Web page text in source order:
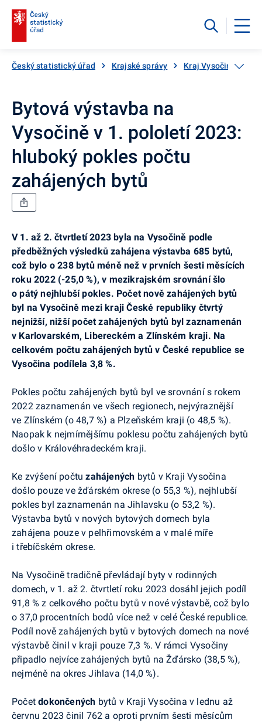
Český statistický úřad Krajské správy Kraj Vysočina
Bytová výstavba na
Vysočině v 1. pololetí 2023:
hluboký pokles počtu
zahájených bytů
V 1. až 2. čtvrtletí 2023 byla na Vysočině podle
předběžných výsledků zahájena výstavba 685 bytů,
což bylo o 238 bytů méně než v prvních šesti měsících
roku 2022 (-25,0 %), v mezikrajském srovnání šlo
o pátý nejhlubší pokles. Počet nově zahájených bytů
byl na Vysočině mezi kraji České republiky čtvrtý
nejnižší, nižší počet zahájených bytů byl zaznamenán
v Karlovarském, Libereckém a Zlínském kraji. Na
celkovém počtu zahájených bytů v České republice se
Vysočina podílela 3,8 %.
Pokles počtu zahájených bytů byl ve srovnání s rokem
2022 zaznamenán ve všech regionech, nejvýraznější
ve Zlínském (o 48,7 %) a Plzeňském kraji (o 48,5 %).
Naopak k nejmírnějšímu poklesu počtu zahájených bytů
došlo v Královéhradeckém kraji.
Ke zvýšení počtuzahájených bytů v Kraji Vysočina
došlo pouze ve žďárském okrese (o 55,3 %), nejhlubší
pokles byl zaznamenán na Jihlavsku (o 53,2 %).
Výstavba bytů v nových bytových domech byla
zahájena pouze v pelhřimovském a v malé míře
i třebíčském okrese.
Na Vysočině tradičně převládají byty v rodinných
domech, v 1. až 2. čtvrtletí roku 2023 dosáhl jejich podíl
91,8 % z celkového počtu bytů v nové výstavbě, což bylo
o 37,0 procentních bodů více než v celé České republice.
Podíl nově zahájených bytů v bytových domech na nové
výstavbě činil v kraji pouze 7,3 %. V rámci Vysočiny
připadlo nejvíce zahájených bytů na Žďársko (38,5 %),
nejméně na okres Jihlava (14,0 %).
Početdokončených bytů v Kraji Vysočina v lednu až
červnu 2023 činil 762 a oproti prvním šesti měsícům